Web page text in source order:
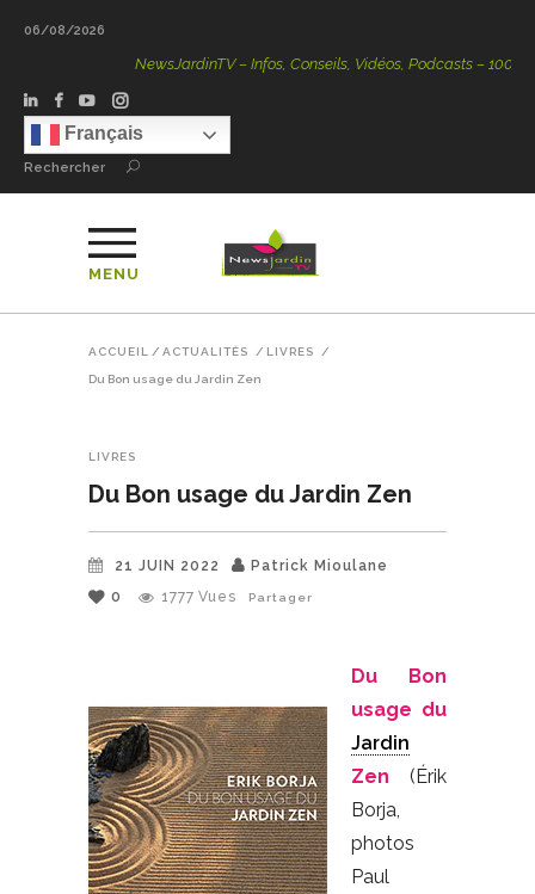
06/08/2026
NewsJardinTV – Infos, Conseils, Vidéos, Podcasts – 100 %
Français
Rechercher
MENU
ACCUEIL / ACTUALITÉS / LIVRES /
Du Bon usage du Jardin Zen
LIVRES
Du Bon usage du Jardin Zen
21 JUIN 2022
Patrick Mioulane
0
1777 Vues Partager
Du Bon
usage du
Jardin
Zen (Érik
Borja,
photos
Paul